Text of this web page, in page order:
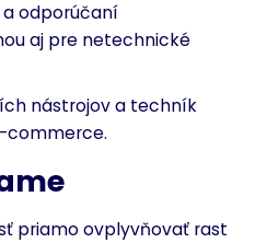
odporúčaní
aj pre netechnické
nástrojov a techník
commerce.
priamo ovplyvňovať rast